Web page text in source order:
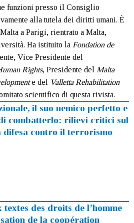
funzioni presso il Consiglio
alla tutela dei diritti umani. È
a Parigi, rientrato a Malta,
Ha istituito la Fondation de
Vice Presidente del
Rights, Presidente del Malta
e del Valletta Rehabilitation
scientifico di questa rivista.
il suo nemico perfetto e
combatterlo: rilievi critici sul
contro il terrorismo
des droits de l’homme
de la coopération